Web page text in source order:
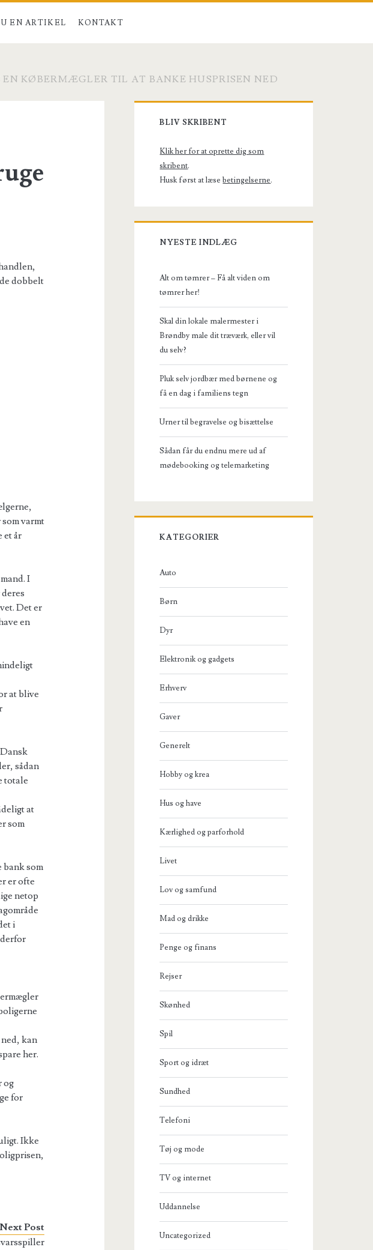
EN ARTIKEL KONTAKT
KØBERMÆGLER TIL AT BANKE HUSPRISEN NED
dobbelt
varmt
et år
I
Det er
en
at blive
sådan
totale
at
som
bank som
er ofte
netop
i
kan
her.
og
for
Ikke
Next Post
Primary
Sidebar
BLIV SKRIBENT
Klik her for at oprette dig som
skribent.
Husk først at læsebetingelserne.
NYESTE INDLÆG
Alt om tømrer – Få alt viden om
tømrer her!
Skal din lokale malermester i
Brøndby male dit træværk, eller vil
du selv?
Pluk selv jordbær med børnene og
få en dag i familiens tegn
Urner til begravelse og bisættelse
Sådan får du endnu mere ud af
mødebooking og telemarketing
KATEGORIER
Auto
Børn
Dyr
Elektronik og gadgets
Erhverv
Gaver
Generelt
Hobby og krea
Hus og have
Kærlighed og parforhold
Livet
Lov og samfund
Mad og drikke
Penge og finans
Rejser
Skønhed
Spil
Sport og idræt
Sundhed
Telefoni
Tøj og mode
TV og internet
Uddannelse
Uncategorized